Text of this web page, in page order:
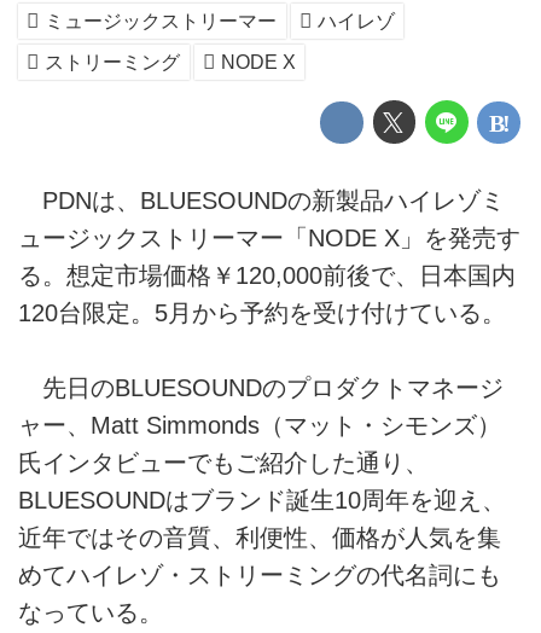
ミュージックストリーマー
ハイレゾ
ストリーミング
NODE X
PDNは、BLUESOUNDの新製品ハイレゾミ
ュージックストリーマー「NODE X」を発売す
る。想定市場価格￥120,000前後で、日本国内
120台限定。5月から予約を受け付けている。
先日のBLUESOUNDのプロダクトマネージ
ャー、Matt Simmonds（マット・シモンズ）
氏インタビューでもご紹介した通り、
BLUESOUNDはブランド誕生10周年を迎え、
近年ではその音質、利便性、価格が人気を集
めてハイレゾ・ストリーミングの代名詞にも
なっている。